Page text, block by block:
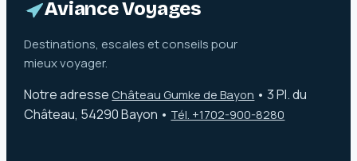
Aviance Voyages
Destinations, escales et conseils pour
mieux voyager.
Notre adresse Château Gumke de Bayon •3 Pl. du
Château, 54290 Bayon • Tél. +1702-900-8280